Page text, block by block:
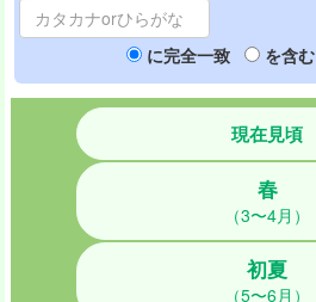
に完全一致 を含む
現在見頃
春
（3〜4月）
初夏
（5〜6月）